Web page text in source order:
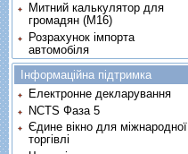
Митний калькулятор для
громадян (М16)
Розрахунок імпорта
автомобіля
Інформаційна підтримка
Електронне декларування
NCTS Фаза 5
Єдине вікно для міжнародної
торгівлі